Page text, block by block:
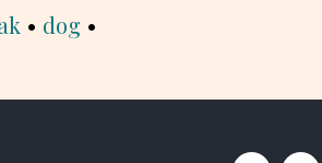
• dog •